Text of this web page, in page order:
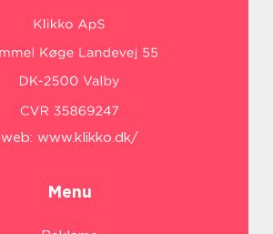
web: www.klikko.dk/
Menu